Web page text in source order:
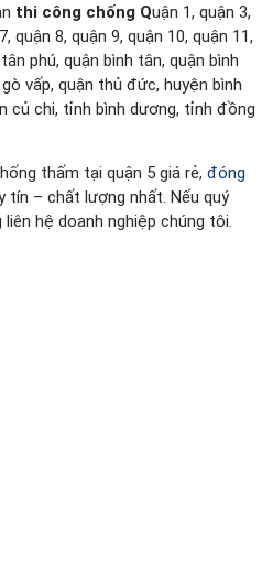
thi công chống Quận 1, quận 3,
quận 8, quận 9, quận 10, quận 11,
phú, quận bình tân, quận bình
vấp, quận thủ đức, huyện bình
củ chi, tỉnh bình dương, tỉnh đồng
thấm tại quận 5 giá rẻ, đóng
tín – chất lượng nhất. Nếu quý
hệ doanh nghiệp chúng tôi.